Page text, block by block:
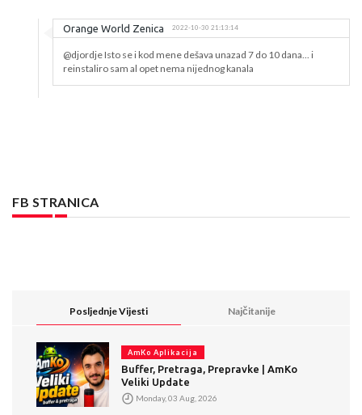
Orange World Zenica 2022-10-30 21:13:14
@djordje Isto se i kod mene dešava unazad 7 do 10 dana... i
reinstaliro sam al opet nema nijednog kanala
FB STRANICA
Posljednje Vijesti Najčitanije
AmKo Aplikacija
Buffer, Pretraga, Prepravke | AmKo
Veliki Update
Monday, 03 Aug, 2026